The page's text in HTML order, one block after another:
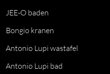
JEE-O baden
Bongio kranen
Antonio Lupi wastafel
Antonio Lupi bad